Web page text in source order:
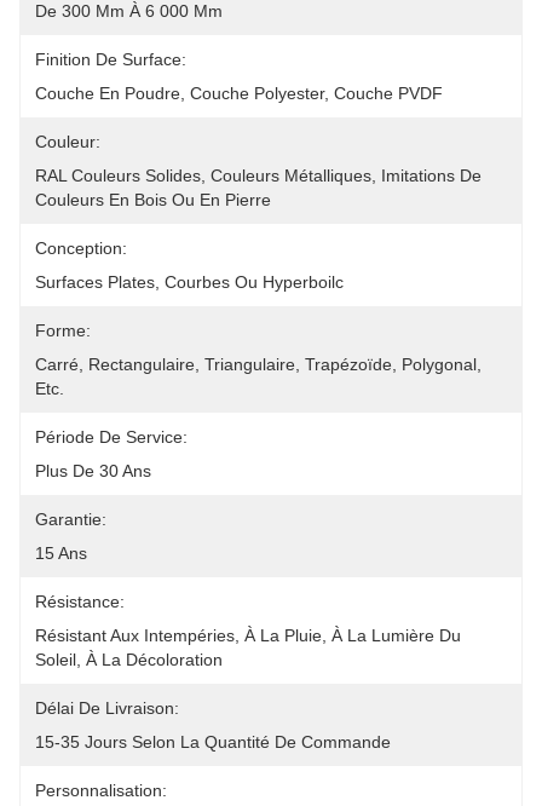
De 300 Mm À 6 000 Mm
Finition De Surface:
Couche En Poudre, Couche Polyester, Couche PVDF
Couleur:
RAL Couleurs Solides, Couleurs Métalliques, Imitations De
Couleurs En Bois Ou En Pierre
Conception:
Surfaces Plates, Courbes Ou Hyperboilc
Forme:
Carré, Rectangulaire, Triangulaire, Trapézoïde, Polygonal,
Etc.
Période De Service:
Plus De 30 Ans
Garantie:
15 Ans
Résistance:
Résistant Aux Intempéries, À La Pluie, À La Lumière Du
Soleil, À La Décoloration
Délai De Livraison:
15-35 Jours Selon La Quantité De Commande
Personnalisation: